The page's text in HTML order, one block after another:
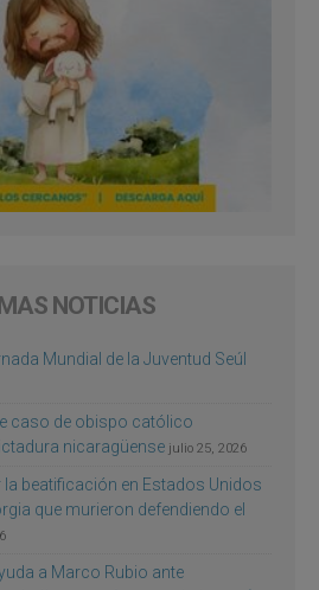
NOTICIAS
Mundial de la Juventud Seúl
caso de obispo católico
nicaragüense julio 25, 2026
la beatificación en Estados Unidos
que murieron defendiendo el
a Marco Rubio ante